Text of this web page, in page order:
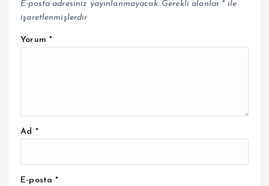
E-posta adresiniz yayınlanmayacak. Gerekli alanlar *ile
işaretlenmişlerdir
Yorum *
Ad *
E-posta*